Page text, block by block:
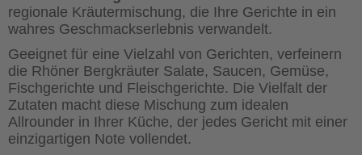
regionale Kräutermischung, die Ihre Gerichte in ein
wahres Geschmackserlebnis verwandelt.
Geeignet für eine Vielzahl von Gerichten, verfeinern
die Rhöner Bergkräuter Salate, Saucen, Gemüse,
Fischgerichte und Fleischgerichte. Die Vielfalt der
Zutaten macht diese Mischung zum idealen
Allrounder in Ihrer Küche, der jedes Gericht mit einer
einzigartigen Note vollendet.